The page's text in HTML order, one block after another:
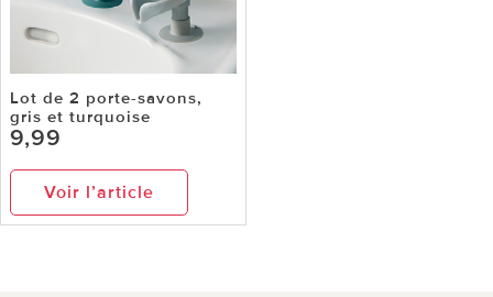
Lot de 2 porte-savons,
gris et turquoise
9,99
Voir l’article